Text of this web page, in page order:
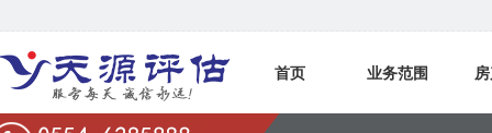
首页 业务范围